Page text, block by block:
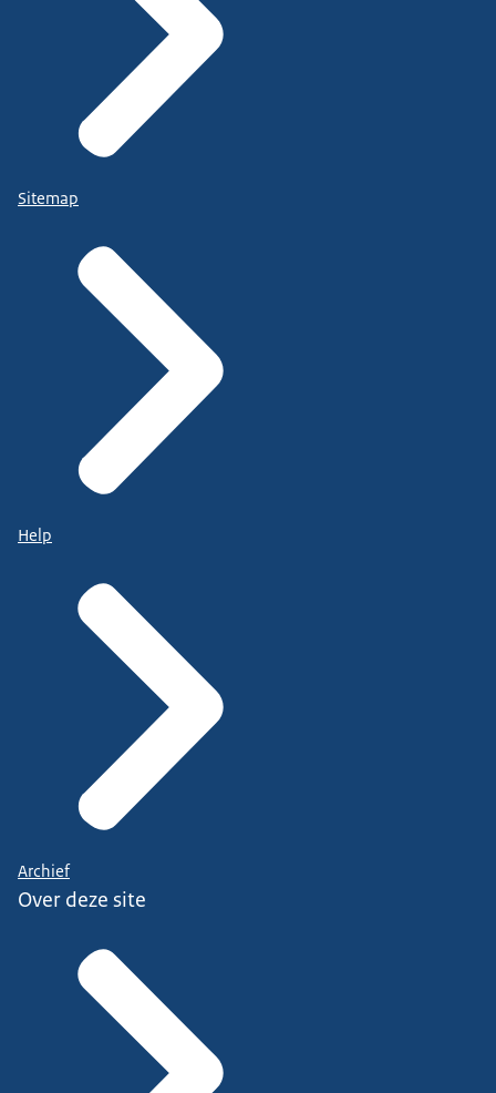
Sitemap
Help
Archief
Over deze site